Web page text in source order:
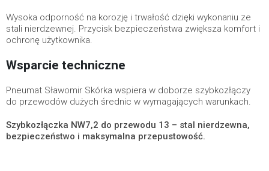
Wysoka odporność na korozję i trwałość dzięki wykonaniu ze
stali nierdzewnej. Przycisk bezpieczeństwa zwiększa komfort i
ochronę użytkownika.
Wsparcie techniczne
Pneumat Sławomir Skórka wspiera w doborze szybkozłączy
do przewodów dużych średnic w wymagających warunkach.
Szybkozłączka NW7,2 do przewodu 13 – stal nierdzewna,
bezpieczeństwo i maksymalna przepustowość.